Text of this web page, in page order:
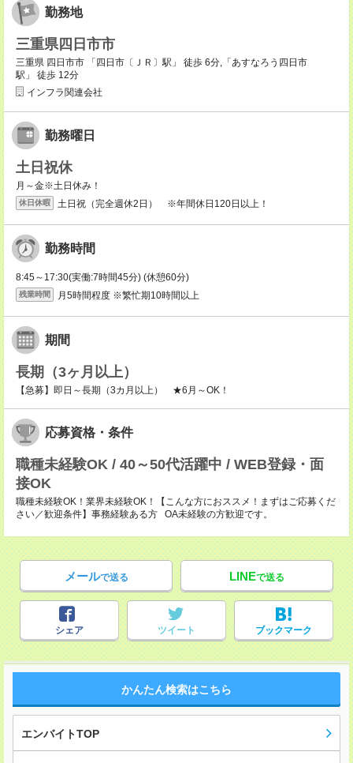
勤務地
三重県四日市市
三重県 四日市市 「四日市〔ＪＲ〕駅」 徒歩 6分,「あすなろう四日市
駅」 徒歩 12分
インフラ関連会社
勤務曜日
土日祝休
月～金※土日休み！
休日休暇 土日祝（完全週休2日） ※年間休日120日以上！
勤務時間
8:45～17:30(実働:7時間45分) (休憩60分)
残業時間 月5時間程度 ※繁忙期10時間以上
期間
長期（3ヶ月以上）
【急募】即日～長期（3カ月以上） ★6月～OK！
応募資格・条件
職種未経験OK / 40～50代活躍中 / WEB登録・面
接OK
職種未経験OK！業界未経験OK！【こんな方におススメ！まずはご応募くだ
さい／歓迎条件】事務経験ある方 OA未経験の方歓迎です。
メールで送る LINEで送る
シェア ツイート ブックマーク
かんたん検索はこちら
エンバイトTOP